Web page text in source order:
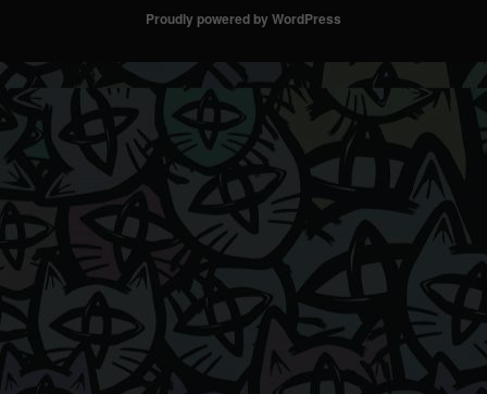
Proudly powered by WordPress